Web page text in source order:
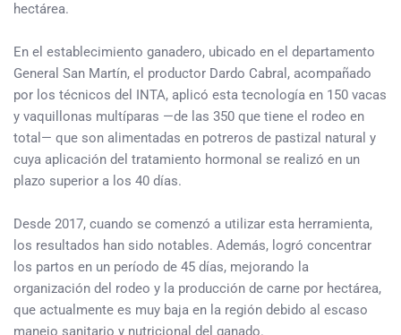
hectárea.
En el establecimiento ganadero, ubicado en el departamento
General San Martín, el productor Dardo Cabral, acompañado
por los técnicos del INTA, aplicó esta tecnología en 150 vacas
y vaquillonas multíparas —de las 350 que tiene el rodeo en
total— que son alimentadas en potreros de pastizal natural y
cuya aplicación del tratamiento hormonal se realizó en un
plazo superior a los 40 días.
Desde 2017, cuando se comenzó a utilizar esta herramienta,
los resultados han sido notables. Además, logró concentrar
los partos en un período de 45 días, mejorando la
organización del rodeo y la producción de carne por hectárea,
que actualmente es muy baja en la región debido al escaso
manejo sanitario y nutricional del ganado.